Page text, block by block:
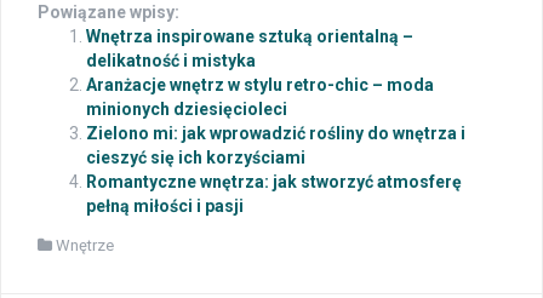
Powiązane wpisy:
Wnętrza inspirowane sztuką orientalną –
delikatność i mistyka
Aranżacje wnętrz w stylu retro-chic – moda
minionych dziesięcioleci
Zielono mi: jak wprowadzić rośliny do wnętrza i
cieszyć się ich korzyściami
Romantyczne wnętrza: jak stworzyć atmosferę
pełną miłości i pasji
Wnętrze